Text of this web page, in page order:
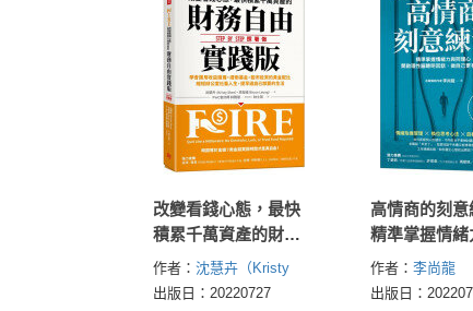
改變看錢心態，最快
積累千萬資產的財務
自由實踐版： 學會運
用收益護盾＋緩衝基
作者： 沈慧卉（Kristy
Shen）、梁宏峻（Bryce
出版日：20220727
高情商的刻意
精準掌握情緒
理心，開啟理
明回話，做自
作者： 李尚龍
出版日：